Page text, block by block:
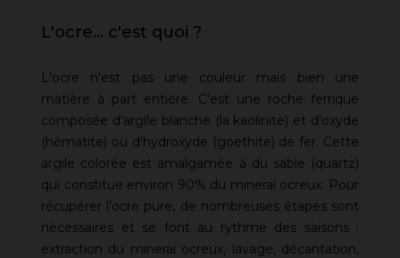
L'ocre... c'est quoi ?
L'ocre n'est pas une couleur mais bien une
matière à part entière. C'est une roche ferrique
composée d'argile blanche (la kaolinite) et d'oxyde
(hématite) ou d'hydroxyde (goethite) de fer. Cette
argile colorée est amalgamée à du sable (quartz)
qui constitue environ 90% du minerai ocreux. Pour
récupérer l’ocre pure, de nombreuses étapes sont
nécessaires et se font au rythme des saisons :
extraction du minerai ocreux, lavage, décantation,